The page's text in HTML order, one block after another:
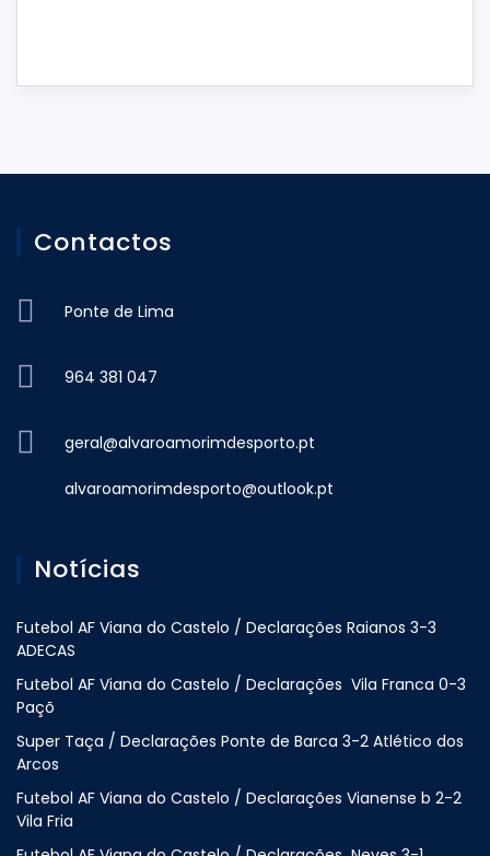
Contactos
Ponte de Lima
964 381 047
geral@alvaroamorimdesporto.pt
alvaroamorimdesporto@outlook.pt
Notícias
Futebol AF Viana do Castelo / Declarações Raianos 3-3
ADECAS
Futebol AF Viana do Castelo / Declarações Vila Franca 0-3
Paçõ
Super Taça / Declarações Ponte de Barca 3-2 Atlético dos
Arcos
Futebol AF Viana do Castelo / Declarações Vianense b 2-2
Vila Fria